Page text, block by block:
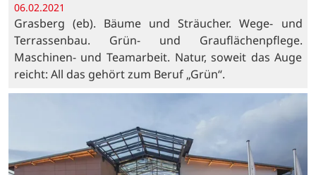
06.02.2021
Grasberg (eb). Bäume und Sträucher. Wege- und
Terrassenbau. Grün- und Grauflächenpflege.
Maschinen- und Teamarbeit. Natur, soweit das Auge
reicht: All das gehört zum Beruf „Grün“.